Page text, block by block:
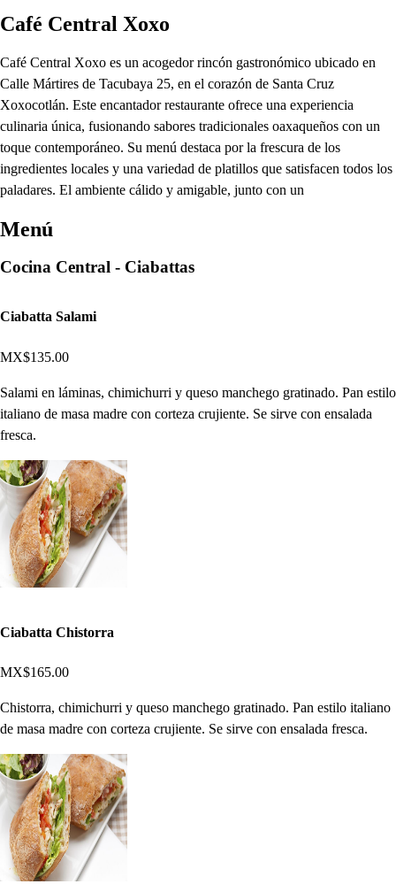
Café Central Xoxo
Café Central Xoxo es un acogedor rincón gastronómico ubicado en
Calle Mártires de Tacubaya 25, en el corazón de Santa Cruz
Xoxocotlán. Este encantador restaurante ofrece una experiencia
culinaria única, fusionando sabores tradicionales oaxaqueños con un
toque contemporáneo. Su menú destaca por la frescura de los
ingredientes locales y una variedad de platillos que satisfacen todos los
paladares. El ambiente cálido y amigable, junto con un
Menú
Cocina Central - Ciabattas
Ciabatta Salami
MX$135.00
Salami en láminas, chimichurri y queso manchego gratinado. Pan estilo
italiano de masa madre con corteza crujiente. Se sirve con ensalada
fresca.
Ciabatta Chistorra
MX$165.00
Chistorra, chimichurri y queso manchego gratinado. Pan estilo italiano
de masa madre con corteza crujiente. Se sirve con ensalada fresca.